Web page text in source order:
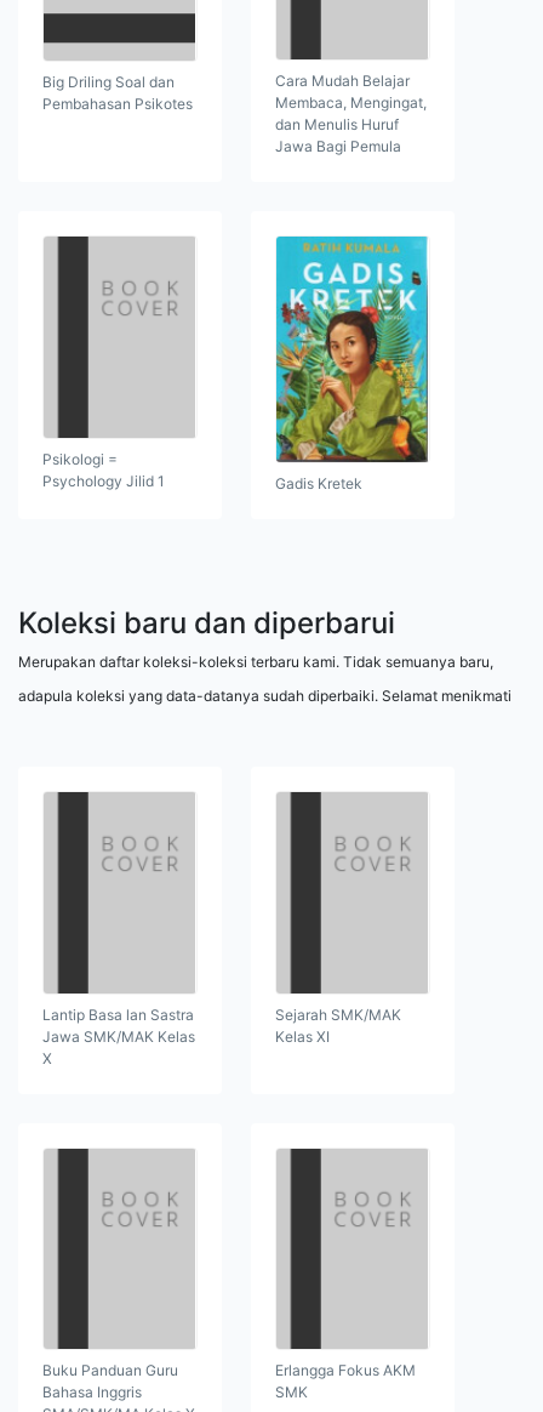
Big Driling Soal dan
Pembahasan Psikotes
Cara Mudah Belajar
Membaca, Mengingat,
dan Menulis Huruf
Jawa Bagi Pemula
Psikologi =
Psychology Jilid 1
Gadis Kretek
Koleksi baru dan diperbarui
Merupakan daftar koleksi-koleksi terbaru kami. Tidak semuanya baru,
adapula koleksi yang data-datanya sudah diperbaiki. Selamat menikmati
Lantip Basa lan Sastra
Jawa SMK/MAK Kelas
X
Sejarah SMK/MAK
Kelas XI
Buku Panduan Guru
Bahasa Inggris
Erlangga Fokus AKM
SMK